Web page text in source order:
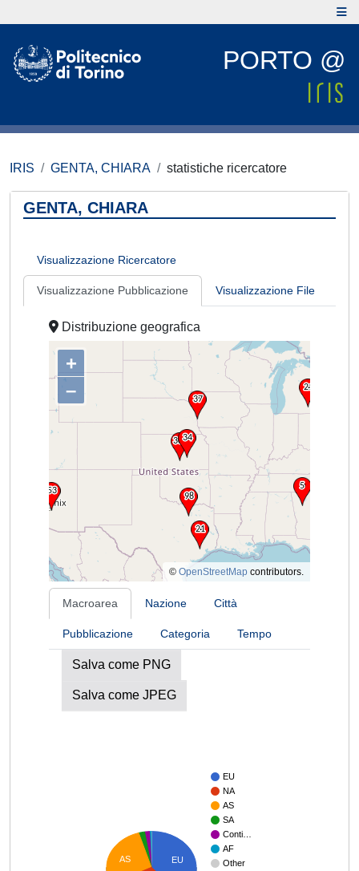
PORTO @
IRIS GENTA, CHIARA statistiche ricercatore
GENTA, CHIARA
Visualizzazione Ricercatore
Visualizzazione Pubblicazione Visualizzazione File
Distribuzione geografica
+
–
© OpenStreetMap contributors.
Macroarea Nazione Città
Pubblicazione Categoria Tempo
Salva come PNG
Salva come JPEG
EU
NA
AS
SA
Conti…
AF
Other
EU
AS